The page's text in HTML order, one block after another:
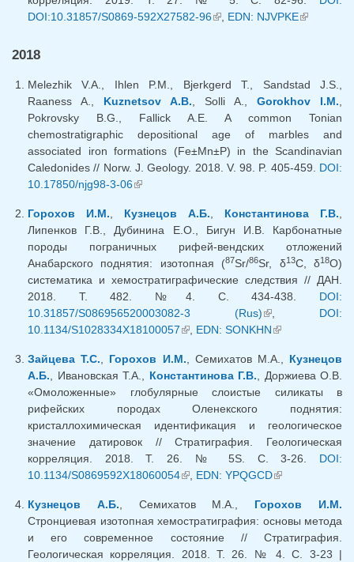
DOI:10.31857/S0869-592X27582-96(внешняя ссылка)
, EDN: NJVPKE(внешняя
2018
Melezhik V.A., Ihlen P.M., Bjerkgerd T., Sandstad J.S.,
Raaness A., Kuznetsov A.B. , Solli A., Gorokhov I.M.
Pokrovsky B.G., Fallick A.E. A common Tonian
chemostratigraphic depositional age of marbles and
associated iron formations (Fe±Mn±P) in the Scandinavian
Caledonides // Norw. J. Geology. 2018. V. 98. P. 405-459. DOI:
10.17850/njg98-3-06(внешняя ссылка)
Горохов И.М. Кузнецов А.Б. Константинова Г.В.
Липенков Г.В., Дубинина Е.О., Бигун И.В. Карбонатные
породы пограничных рифей-вендских отложений
Анабарского поднятия: изотопная (87Sr/86Sr, δ13C, δ18O)
систематика и хемостратиграфические следствия // ДАН.
2018. Т. 482. №4. C. 434-438. DOI:
10.31857/S086956520003082-3 (Rus)(внешняя
ссылка)
DOI:
10.1134/S1028334X18100057(внешняя ссылка)
EDN: SONKHN(внешняя
Зайцева Т.С.
Горохов И.М. , Семихатов М.А., Кузнецов
А.Б. , Ивановская Т.А., Константинова Г.В. , Доржиева О.В.
«Омоложенные» глобулярные слоистые силикаты в
рифейских породах Оленекского поднятия:
кристаллохимическая идентификация и геологическое
значение датировок // Стратиграфия. Геологическая
корреляция. 2018. Т. 26. № 5S. С. 3-26. DOI:
10.1134/S0869592X18060054(внешняя ссылка)
EDN: YPQGCD(внешняя
Кузнецов А.Б. , Семихатов М.А., Горохов И.М.
Стронциевая изотопная хемостратиграфия: основы метода
и его современное состояние // Стратиграфия.
Геологическая корреляция. 2018. Т. 26. № 4. С. 3-23 |